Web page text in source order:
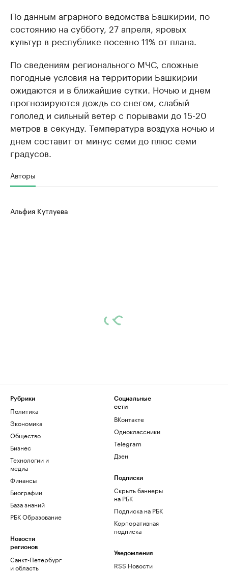
По данным аграрного ведомства Башкирии, по
состоянию на субботу, 27 апреля, яровых
культур в республике посеяно 11% от плана.
По сведениям регионального МЧС, сложные
погодные условия на территории Башкирии
ожидаются и в ближайшие сутки. Ночью и днем
прогнозируются дождь со снегом, слабый
гололед и сильный ветер с порывами до 15-20
метров в секунду. Температура воздуха ночью и
днем составит от минус семи до плюс семи
градусов.
Авторы
Альфия Кутлуева
Рубрики
Политика
Экономика
Общество
Бизнес
Технологии и
медиа
Финансы
Биографии
База знаний
РБК Образование
Новости
регионов
Санкт-Петербург
и область
Социальные
сети
ВКонтакте
Одноклассники
Telegram
Дзен
Подписки
Скрыть баннеры
на РБК
Подписка на РБК
Корпоративная
подписка
Уведомления
RSS Новости